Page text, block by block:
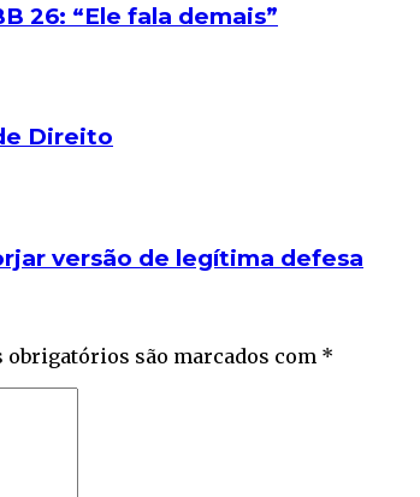
26: “Ele fala demais”
Direito
versão de legítima defesa
obrigatórios são marcados com *